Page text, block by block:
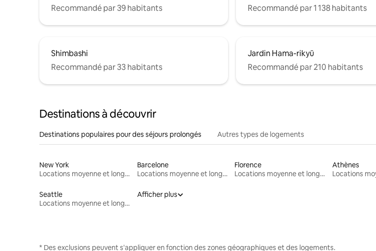
Recommandé par 39 habitants
Recommandé par 1 138 habitants
Shimbashi
Recommandé par 33 habitants
Jardin Hama-rikyū
Recommandé par 210 habitants
Destinations à découvrir
Destinations populaires pour des séjours prolongés Autres types de logements
New York
Locations moyenne et longue durée
Barcelone
Locations moyenne et longue durée
Florence
Locations moyenne et longue durée
Athènes
Seattle
Locations moyenne et longue durée
Afficher plus
* Des exclusions peuvent s'appliquer en fonction des zones géographiques et des logements.